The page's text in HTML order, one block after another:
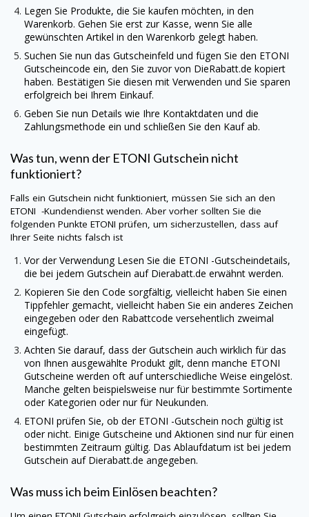
Legen Sie Produkte, die Sie kaufen möchten, in den
Warenkorb. Gehen Sie erst zur Kasse, wenn Sie alle
gewünschten Artikel in den Warenkorb gelegt haben.
Suchen Sie nun das Gutscheinfeld und fügen Sie den ETONI
Gutscheincode ein, den Sie zuvor von DieRabatt.de kopiert
haben. Bestätigen Sie diesen mit Verwenden und Sie sparen
erfolgreich bei Ihrem Einkauf.
Geben Sie nun Details wie Ihre Kontaktdaten und die
Zahlungsmethode ein und schließen Sie den Kauf ab.
Was tun, wenn der ETONI Gutschein nicht
funktioniert?
Falls ein Gutschein nicht funktioniert, müssen Sie sich an den
ETONI -Kundendienst wenden. Aber vorher sollten Sie die
folgenden Punkte ETONI prüfen, um sicherzustellen, dass auf
Ihrer Seite nichts falsch ist
Vor der Verwendung Lesen Sie die ETONI -Gutscheindetails,
die bei jedem Gutschein aufDierabatt.de erwähnt werden.
Kopieren Sie den Code sorgfältig, vielleicht haben Sie einen
Tippfehler gemacht, vielleicht haben Sie ein anderes Zeichen
eingegeben oder den Rabattcode versehentlich zweimal
eingefügt.
Achten Sie darauf, dass der Gutschein auch wirklich für das
von Ihnen ausgewählte Produkt gilt, denn manche ETONI
Gutscheine werden oft auf unterschiedliche Weise eingelöst.
Manche gelten beispielsweise nur für bestimmte Sortimente
oder Kategorien oder nur für Neukunden.
ETONI prüfen Sie, ob der ETONI -Gutschein noch gültig ist
oder nicht. Einige Gutscheine und Aktionen sind nur für einen
bestimmten Zeitraum gültig. Das Ablaufdatum ist bei jedem
Gutschein aufDierabatt.de angegeben.
Was muss ich beim Einlösen beachten?